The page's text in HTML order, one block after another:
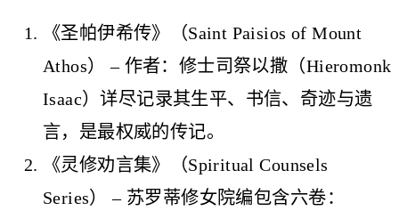
《圣帕伊希传》（Saint Paisios of Mount
Athos） – 作者：修士司祭以撒（Hieromonk
Isaac）详尽记录其生平、书信、奇迹与遗
言，是最权威的传记。
《灵修劝言集》（Spiritual Counsels
Series） – 苏罗蒂修女院编包含六卷：